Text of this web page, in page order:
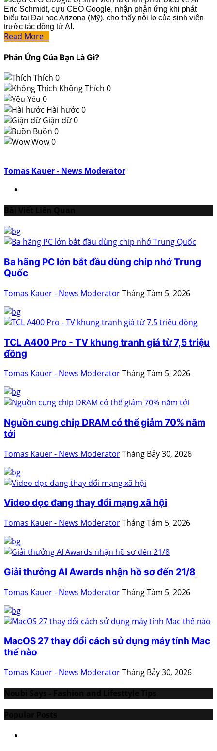
Eric Schmidt, cựu CEO Google, nhận phản ứng khi phát
biểu tại Đại học Arizona (Mỹ), cho thấy nỗi lo của sinh viên
trước tác động từ AI.
Read More
Phản Ứng Của Bạn Là Gì?
Thích 0
Không Thích 0
Yêu 0
Hài hước 0
Giận dữ0
Buồn 0
Wow0
Tomas Kauer - News Moderator
Ba hãng PC lớn bắt đầu dùng chip nhớ Trung
Quốc
Tomas Kauer - News ModeratorTháng Tám 5, 2026
TCL A400 Pro - TV khung tranh giá từ 7,5 triệu
đồng
Tomas Kauer - News ModeratorTháng Tám 5, 2026
Nguồn cung chip DRAM có thể giảm 70% năm
tới
Tomas Kauer - News ModeratorTháng Bảy 30, 2026
Video dọc đang thay đổi mạng xã hội
Tomas Kauer - News ModeratorTháng Tám 5, 2026
Giải thưởng AI Awards nhận hồ sơ đến 21/8
Tomas Kauer - News ModeratorTháng Tám 5, 2026
MacOS 27 thay đổi cách sử dụng máy tính Mac
thế nào
Tomas Kauer - News ModeratorTháng Bảy 30, 2026